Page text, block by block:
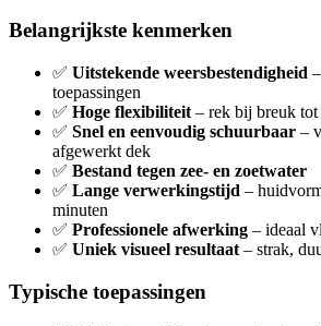
Belangrijkste kenmerken
✅ Uitstekende weersbestendigheid
toepassingen
✅ Hoge flexibiliteit – rek bij breuk
✅ Snel en eenvoudig schuurbaar –
afgewerkt dek
✅ Bestand tegen zee- en zoetwater
✅ Lange verwerkingstijd –
minuten
✅ Professionele afwerking – ideaal
✅ Uniek visueel resultaat – strak,
Typische toepassingen